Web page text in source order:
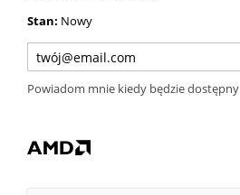
Stan: Nowy
Powiadom mnie kiedy będzie dostępny